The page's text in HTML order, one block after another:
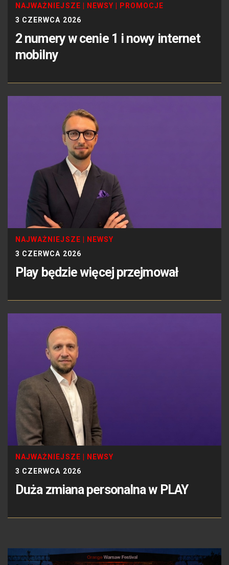
NAJWAŻNIEJSZE NEWSY
PROMOCJE
3 CZERWCA 2026
2 numery w cenie 1 i nowy internet
mobilny
NAJWAŻNIEJSZE
NEWSY
3 CZERWCA 2026
Play będzie więcej przejmował
NAJWAŻNIEJSZE
NEWSY
3 CZERWCA 2026
Duża zmiana personalna w PLAY